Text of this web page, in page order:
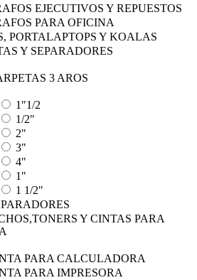
EJECUTIVOS Y REPUESTOS
PARA OFICINA
PORTALAPTOPS Y KOALAS
Y SEPARADORES
3 AROS
1"1/2
1/2"
2"
3"
4"
1"
1 1/2"
Y CINTAS PARA
PARA CALCULADORA
PARA IMPRESORA